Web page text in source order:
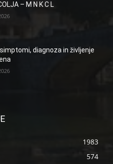
– M N K C L
diagnoza in življenje
1983
574